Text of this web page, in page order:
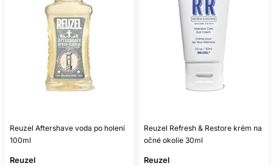
Reuzel Aftershave voda po holení
100ml
Reuzel
Reuzel Refresh & Restore krém na
očné okolie 30ml
Reuzel